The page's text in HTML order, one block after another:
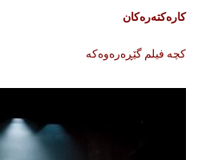
کارەکتەرەکان
کچە فیلم گێڕەرەوەکە